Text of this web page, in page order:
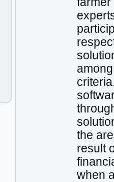
the
result
when